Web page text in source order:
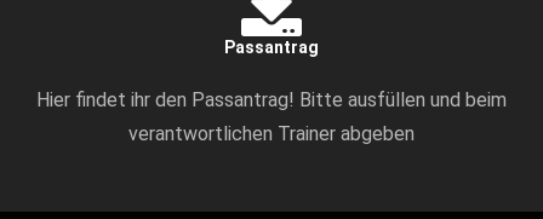
Passantrag
Hier findet ihr den Passantrag! Bitte ausfüllen und beim
verantwortlichen Trainer abgeben